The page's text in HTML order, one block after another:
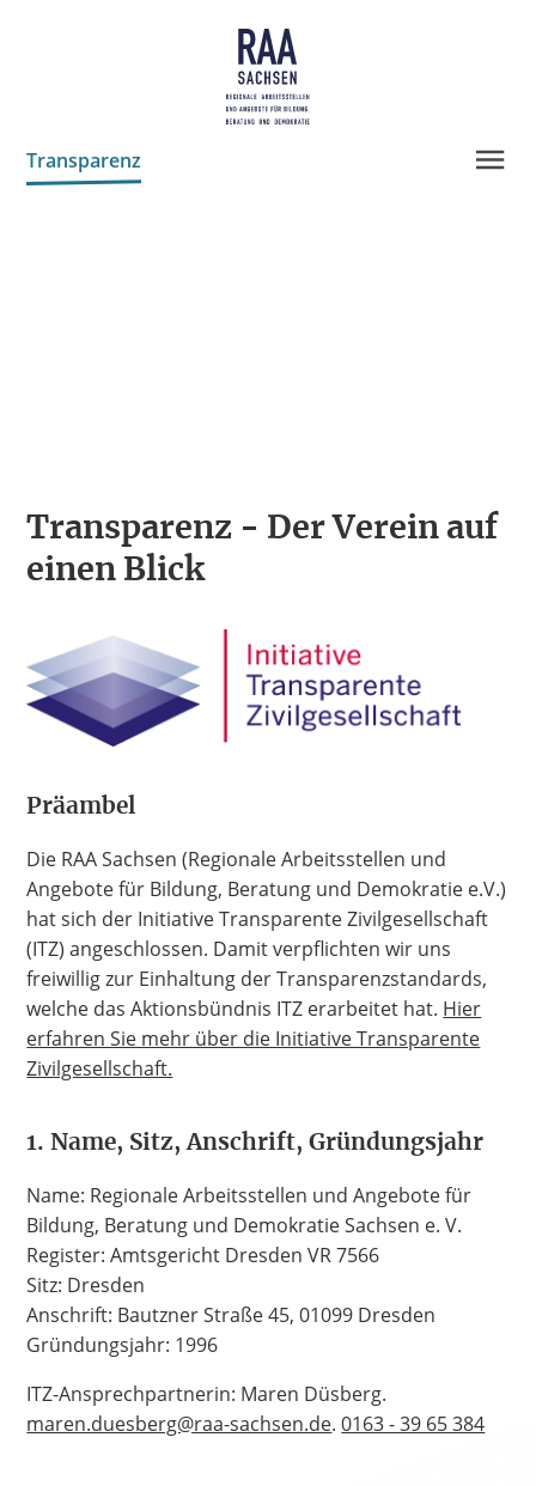
Transparenz
Spenden
30 Jahre RAA
Transparenz - Der Verein auf
einen Blick
Präambel
Die RAA Sachsen (Regionale Arbeitsstellen und
Angebote für Bildung, Beratung und Demokratie e.V.)
hat sich der Initiative Transparente Zivilgesellschaft
(ITZ) angeschlossen. Damit verpflichten wir uns
freiwillig zur Einhaltung der Transparenzstandards,
welche das Aktionsbündnis ITZ erarbeitet hat. Hier
erfahren Sie mehr über die Initiative Transparente
Zivilgesellschaft.
1. Name, Sitz, Anschrift, Gründungsjahr
Name: Regionale Arbeitsstellen und Angebote für
Bildung, Beratung und Demokratie Sachsen e. V.
Register: Amtsgericht Dresden VR 7566
Sitz: Dresden
Anschrift: Bautzner Straße 45, 01099 Dresden
Gründungsjahr: 1996
ITZ-Ansprechpartnerin: Maren Düsberg.
maren.duesberg@raa-sachsen.de.0163 - 39 65 384